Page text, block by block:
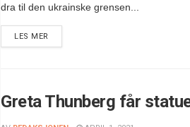
dra til den ukrainske grensen...
LES MER
Greta Thunberg får